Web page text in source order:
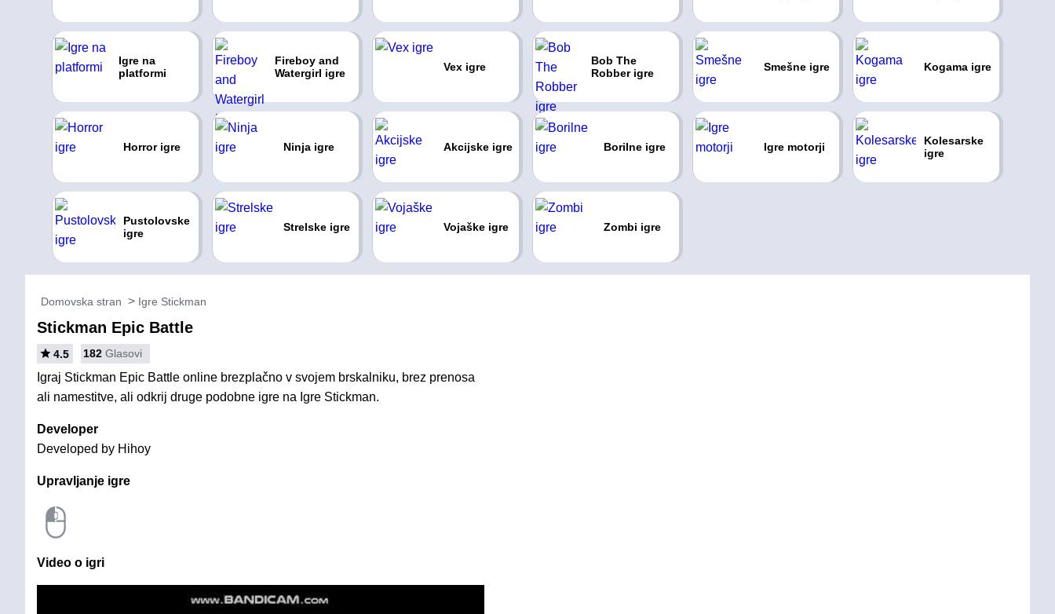
Igre na
platformi
Fireboy and
Watergirl igre
Vex igre
Bob The
Robber igre
Smešne igre Kogama igre
Horror igre Ninja igre Akcijske igre Borilne igre Igre motorji
Kolesarske
igre
Pustolovske
igre
Strelske igre Vojaške igre Zombi igre
Domovska stran Igre Stickman
Stickman Epic Battle
4.5 182 Glasovi
Igraj Stickman Epic Battle online brezplačno v svojem brskalniku, brez prenosa
ali namestitve, ali odkrij druge podobne igre na Igre Stickman.
Developer
Developed by Hihoy
Upravljanje igre
Video o igri